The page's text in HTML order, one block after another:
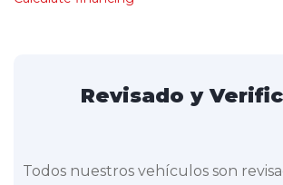
Revisado y
Todos nuestros vehículos son